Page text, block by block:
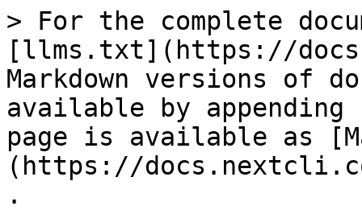
> For the complete
[llms.txt](https://
Markdown versions of
available by
page is available as
(https://
.